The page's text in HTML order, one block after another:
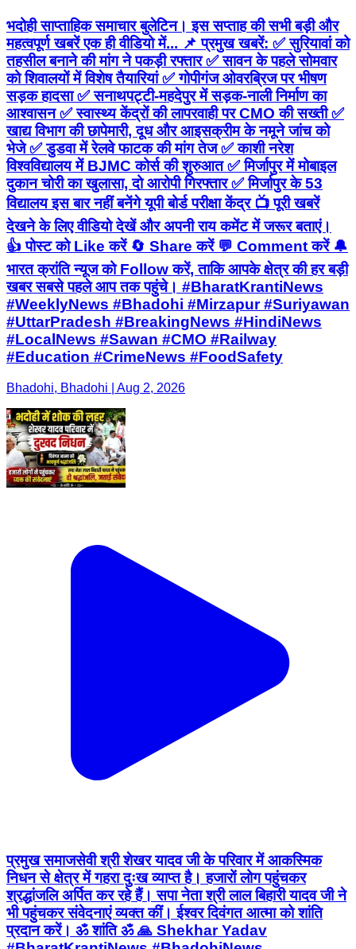
आश्वासन ✅ स्वास्थ्य केंद्रों की लापरवाही पर CMO की सख्ती ✅
खाद्य विभाग की छापेमारी, दूध और आइसक्रीम के नमूने जांच को
भेजे ✅ डुडवा में रेलवे फाटक की मांग तेज ✅ काशी नरेश
विश्वविद्यालय में BJMC कोर्स की शुरुआत ✅ मिर्जापुर में मोबाइल
दुकान चोरी का खुलासा, दो आरोपी गिरफ्तार ✅ मिर्जापुर के 53
विद्यालय इस बार नहीं बनेंगे यूपी बोर्ड परीक्षा केंद्र 📺 पूरी खबरें
देखने के लिए वीडियो देखें और अपनी राय कमेंट में जरूर बताएं।
👍 पोस्ट को Like करें 🔄 Share करें 💬 Comment करें 🔔
भारत क्रांति न्यूज को Follow करें, ताकि आपके क्षेत्र की हर बड़ी
खबर सबसे पहले आप तक पहुंचे। #BharatKrantiNews
#WeeklyNews #Bhadohi #Mirzapur #Suriyawan
#UttarPradesh #BreakingNews #HindiNews
#LocalNews #Sawan #CMO #Railway
#Education #CrimeNews #FoodSafety
Bhadohi, Bhadohi | Aug 2, 2026
प्रमुख समाजसेवी श्री शेखर यादव जी के परिवार में आकस्मिक
निधन से क्षेत्र में गहरा दुःख व्याप्त है। हजारों लोग पहुंचकर
#BharatKrantiNews #BhadohiNews
#Shradhanjali #OmShanti #UPNews
Bhadohi, Bhadohi | Aug 1, 2026